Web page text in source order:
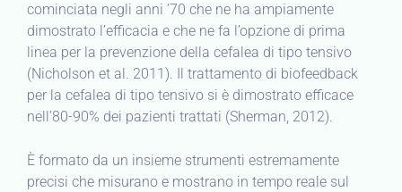
cominciata negli anni ’70 che ne ha ampiamente
dimostrato l’efficacia e che ne fa l’opzione di prima
linea per la prevenzione della cefalea di tipo tensivo
(Nicholson et al. 2011). Il trattamento di biofeedback
per la cefalea di tipo tensivo si è dimostrato efficace
nell’80-90% dei pazienti trattati (Sherman, 2012).
È formato da un insieme strumenti estremamente
precisi che misurano e mostrano in tempo reale sul